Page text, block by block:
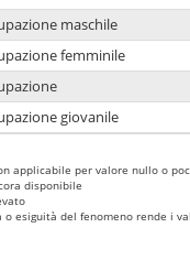
maschile
femminile
giovanile
applicabile per valore nullo o
disponibile
o esiguità del fenomeno rende i